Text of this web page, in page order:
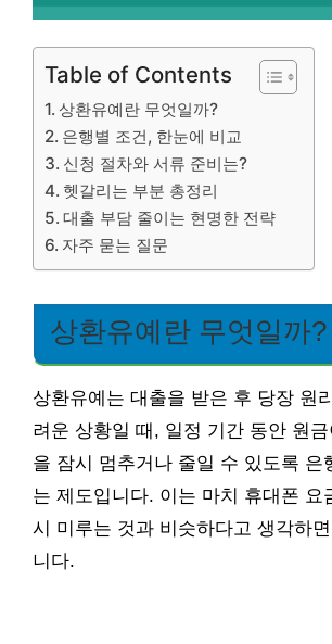
Table of Contents
상환유예란 무엇일까?
은행별 조건, 한눈에 비교
신청 절차와 서류 준비는?
헷갈리는 부분 총정리
대출 부담 줄이는 현명한 전략
자주 묻는 질문
상환유예란 무엇일까?
상환유예는 대출을 받은 후 당장 원
려운 상황일 때, 일정 기간 동안 원
을 잠시 멈추거나 줄일 수 있도록 은
는 제도입니다. 이는 마치 휴대폰 요
시 미루는 것과 비슷하다고 생각하
니다.